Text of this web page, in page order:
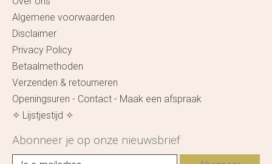
Algemene voorwaarden
Disclaimer
Privacy Policy
Betaalmethoden
Verzenden & retourneren
Openingsuren - Contact - Maak een afspraak
✧ Lijstjestijd ✧
Abonneer je op onze nieuwsbrief